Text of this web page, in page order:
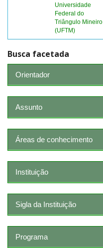
Universidade
Federal do
Triângulo Mineiro
(UFTM)
Busca facetada
Orientador
Assunto
Áreas de conhecimento
Instituição
Sigla da Instituição
Programa